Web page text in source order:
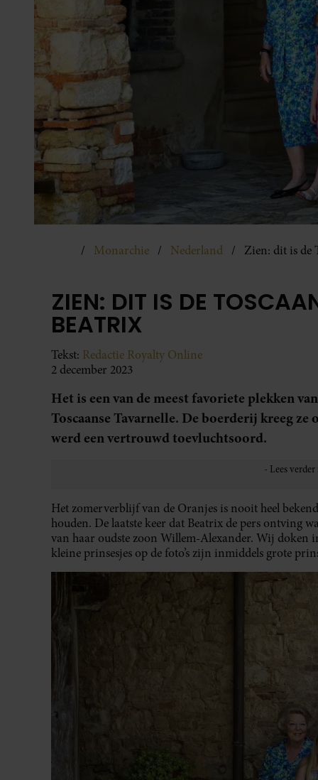
Monarchie Nederland Zien: dit is de
ZIEN: DIT IS DE
BEATRIX
Tekst: Redactie Royalty Online
2 december 2023
Het is een van de meest favoriete plekken
Toscaanse Tavarnelle. De boerderij kreeg
werd een vertrouwd toevluchtsoord.
Het zomerverblijf van de Oranjes is nooit heel
houden. De laatste keer dat Beatrix de pers ontving
van haar oudste zoon Willem-Alexander. Wij doken
kleine prinsesjes op de foto’s zijn inmiddels grote